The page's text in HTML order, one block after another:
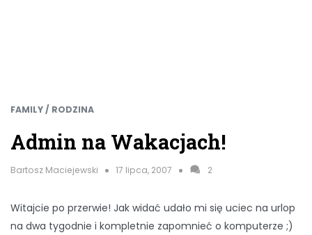
FAMILY / RODZINA
Admin na Wakacjach!
Bartosz Maciejewski 17 lipca, 2007 2
Witajcie po przerwie! Jak widać udało mi się uciec na urlop
na dwa tygodnie i kompletnie zapomnieć o komputerze ;)